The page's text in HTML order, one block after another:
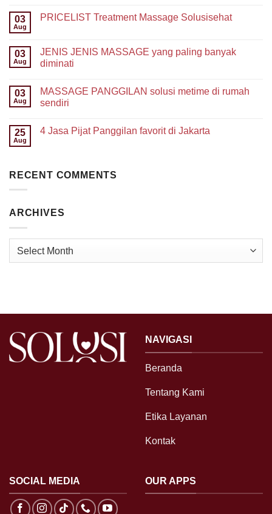
03
Aug
PRICELIST Treatment Massage Solusisehat
03
Aug
JENIS JENIS MASSAGE yang paling banyak
diminati
03
Aug
MASSAGE PANGGILAN solusi metime di rumah
sendiri
25
Aug
4 Jasa Pijat Panggilan favorit di Jakarta
RECENT COMMENTS
ARCHIVES
NAVIGASI
Beranda
Tentang Kami
Etika Layanan
Kontak
SOCIAL MEDIA OUR APPS